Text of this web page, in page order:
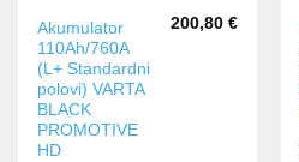
Akumulator
110Ah/760A
(L+ Standardni
polovi) VARTA
BLACK
PROMOTIVE
HD
200,80 €